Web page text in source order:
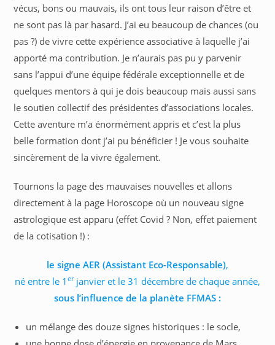
vécus, bons ou mauvais, ils ont tous leur raison d’être et
ne sont pas là par hasard. J’ai eu beaucoup de chances (ou
pas ?) de vivre cette expérience associative à laquelle j’ai
apporté ma contribution. Je n’aurais pas pu y parvenir
sans l’appui d’une équipe fédérale exceptionnelle et de
quelques mentors à qui je dois beaucoup mais aussi sans
le soutien collectif des présidentes d’associations locales.
Cette aventure m’a énormément appris et c’est la plus
belle formation dont j’ai pu bénéficier ! Je vous souhaite
sincèrement de la vivre également.
Tournons la page des mauvaises nouvelles et allons
directement à la page Horoscope où un nouveau signe
astrologique est apparu (effet Covid ? Non, effet paiement
de la cotisation !) :
le signe AER (Assistant Eco-Responsable),
né entre le 1 erjanvier et le 31 décembre de chaque année,
sous l’influence de la planète FFMAS :
un mélange des douze signes historiques : le socle,